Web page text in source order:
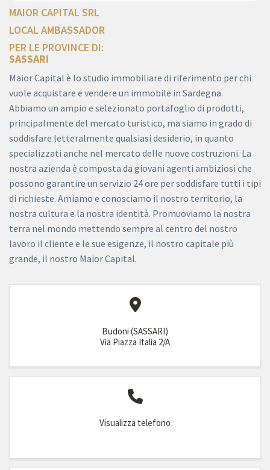
MAIOR CAPITAL SRL
LOCAL AMBASSADOR
PER LE PROVINCE DI:
SASSARI
Maior Capital è lo studio immobiliare di riferimento per chi
vuole acquistare e vendere un immobile in Sardegna.
Abbiamo un ampio e selezionato portafoglio di prodotti,
principalmente del mercato turistico, ma siamo in grado di
soddisfare letteralmente qualsiasi desiderio, in quanto
specializzati anche nel mercato delle nuove costruzioni. La
nostra azienda è composta da giovani agenti ambiziosi che
possono garantire un servizio 24 ore per soddisfare tutti i tipi
di richieste. Amiamo e conosciamo il nostro territorio, la
nostra cultura e la nostra identità. Promuoviamo la nostra
terra nel mondo mettendo sempre al centro del nostro
lavoro il cliente e le sue esigenze, il nostro capitale più
grande, il nostro Maior Capital.
Budoni (SASSARI)
Via Piazza Italia 2/A
Visualizza telefono